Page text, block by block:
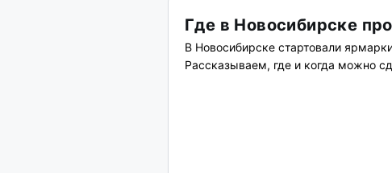
Где в Новосибирске
В Новосибирске стартовали
Рассказываем, где и когда можно